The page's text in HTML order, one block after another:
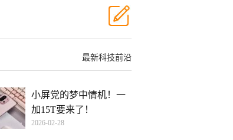
最新科技前沿
小屏党的梦中情机！一
加15T要来了！
2026-02-28